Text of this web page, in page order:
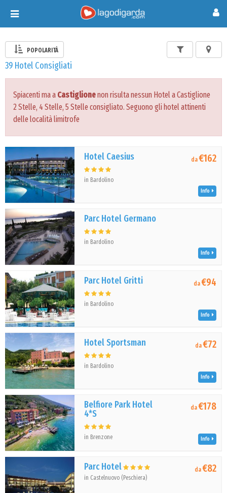
Toggle
navigation
POPOLARITÀ
39 Hotel Consigliati
Spiacenti ma a Castiglionenon risulta nessun Hotel a Castiglione
2 Stelle, 4 Stelle, 5 Stelle consigliato. Seguono gli hotel attinenti
delle località limitrofe
Hotel Caesius
in Bardolino
da€162
Info
Parc Hotel Germano
in Bardolino
Info
Parc Hotel Gritti
in Bardolino
da€94
Info
Hotel Sportsman
in Bardolino
da€72
Info
Belfiore Park Hotel
4*S
in Brenzone
da€178
Info
Parc Hotel
in Castelnuovo (Peschiera)
da€82